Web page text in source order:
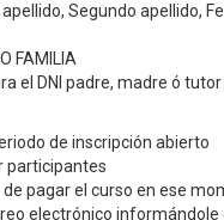
Segundo apellido,
FAMILIA
el DNI padre, madre ó tutor
de inscripción abierto
participantes
pagar el curso en ese
electrónico informándole